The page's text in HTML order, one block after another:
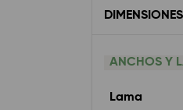
DIMENSIONES
ANCHOS Y
Lama